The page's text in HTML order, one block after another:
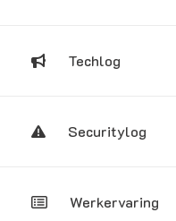
Techlog
Securitylog
Werkervaring